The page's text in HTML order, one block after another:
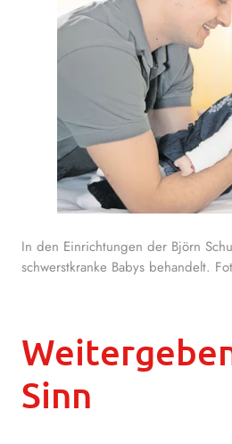
In den Einrichtungen der Björn
schwerstkranke Babys behandelt.
Sinn